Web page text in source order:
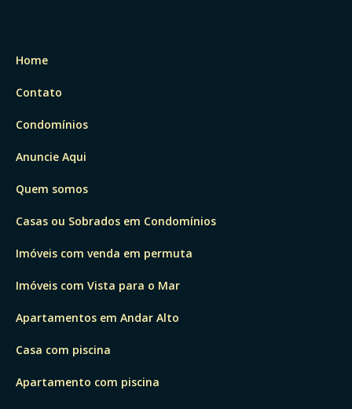
Home
Contato
Condomínios
Anuncie Aqui
Quem somos
Casas ou Sobrados em Condomínios
Imóveis com venda em permuta
Imóveis com Vista para o Mar
Apartamentos em Andar Alto
Casa com piscina
Apartamento com piscina